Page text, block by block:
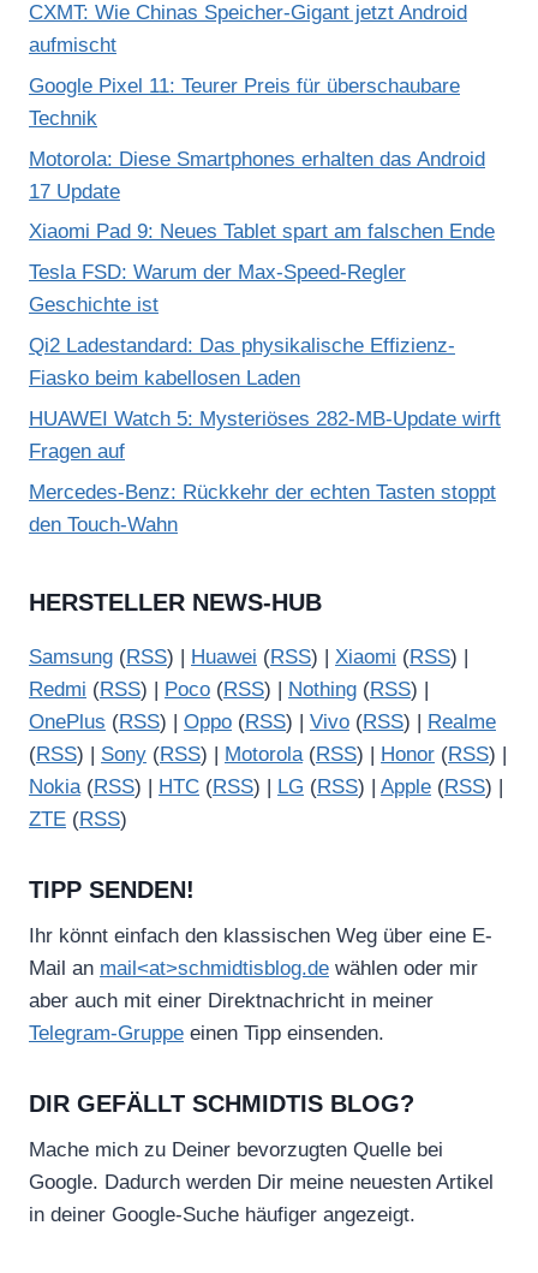
CXMT: Wie Chinas Speicher-Gigant jetzt Android
aufmischt
Google Pixel 11: Teurer Preis für überschaubare
Technik
Motorola: Diese Smartphones erhalten das Android
17 Update
Xiaomi Pad 9: Neues Tablet spart am falschen Ende
Tesla FSD: Warum der Max-Speed-Regler
Geschichte ist
Qi2 Ladestandard: Das physikalische Effizienz-
Fiasko beim kabellosen Laden
HUAWEI Watch 5: Mysteriöses 282-MB-Update wirft
Fragen auf
Mercedes-Benz: Rückkehr der echten Tasten stoppt
den Touch-Wahn
HERSTELLER NEWS-HUB
Samsung (RSS) | Huawei (RSS) | Xiaomi (RSS) |
Redmi (RSS) | Poco (RSS) | Nothing (RSS) |
OnePlus (RSS) | Oppo (RSS) | Vivo (RSS) |
Realme
(RSS) | Sony (RSS) | Motorola(RSS) | Honor (RSS) |
Nokia(RSS) | HTC (RSS) | LG (RSS) | Apple (RSS) |
ZTE (RSS)
TIPP SENDEN!
Ihr könnt einfach den klassischen Weg über eine E-
Mail an mail<at>schmidtisblog.de wählen oder mir
aber auch mit einer Direktnachricht in meiner
Telegram-Gruppe einen Tipp einsenden.
DIR GEFÄLLT SCHMIDTIS BLOG?
Mache mich zu Deiner bevorzugten Quelle bei
Google. Dadurch werden Dir meine neuesten Artikel
in deiner Google-Suche häufiger angezeigt.